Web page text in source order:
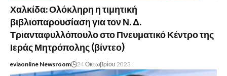
Χαλκίδα: Ολόκληρη η τιμητική
βιβλιοπαρουσίαση για τον Ν. Δ.
Τριανταφυλλόπουλο στο Πνευματικό Κέντρο της
Ιεράς Μητρόπολης (βίντεο)
eviaonline Newsroom 24 Οκτωβρίου 2023